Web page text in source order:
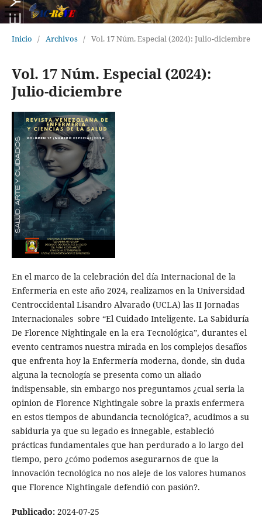
Inicio / Archivos / Vol. 17 Núm. Especial (2024): Julio-diciembre
Vol. 17 Núm. Especial (2024):
Julio-diciembre
En el marco de la celebración del día Internacional de la
Enfermeria en este año 2024, realizamos en la Universidad
Centroccidental Lisandro Alvarado (UCLA) las II Jornadas
Internacionales sobre “El Cuidado Inteligente. La Sabiduría
De Florence Nightingale en la era Tecnológica”, durantes el
evento centramos nuestra mirada en los complejos desafíos
que enfrenta hoy la Enfermería moderna, donde, sin duda
alguna la tecnología se presenta como un aliado
indispensable, sin embargo nos preguntamos ¿cual seria la
opinion de Florence Nightingale sobre la praxis enfermera
en estos tiempos de abundancia tecnológica?, acudimos a su
sabiduria ya que su legado es innegable, estableció
prácticas fundamentales que han perdurado a lo largo del
tiempo, pero ¿cómo podemos asegurarnos de que la
innovación tecnológica no nos aleje de los valores humanos
que Florence Nightingale defendió con pasión?.
Publicado: 2024-07-25